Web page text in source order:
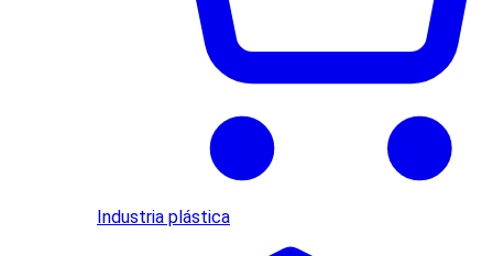
Industria plástica